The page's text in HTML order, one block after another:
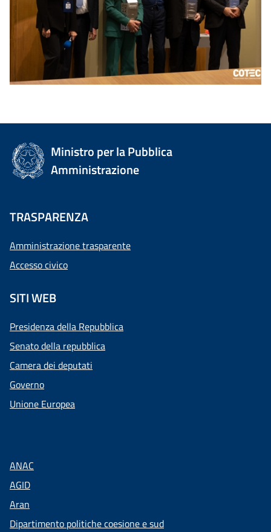
Ministro per la Pubblica
Amministrazione
TRASPARENZA
Amministrazione trasparente
Accesso civico
SITI WEB
Presidenza della Repubblica
Senato della repubblica
Camera dei deputati
Governo
Unione Europea
ANAC
AGID
Aran
Dipartimento politiche coesione e sud